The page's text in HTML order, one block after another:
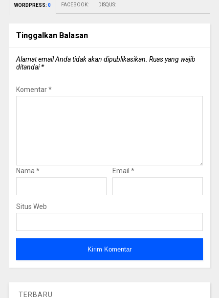
WORDPRESS: 0 FACEBOOK: DISQUS:
Tinggalkan Balasan
Alamat email Anda tidak akan dipublikasikan. Ruas yang wajib
ditandai*
Komentar*
Nama * Email *
Situs Web
TERBARU